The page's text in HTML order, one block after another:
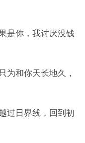
是你，我讨厌没钱
为和你天长地久，
过日界线，回到初